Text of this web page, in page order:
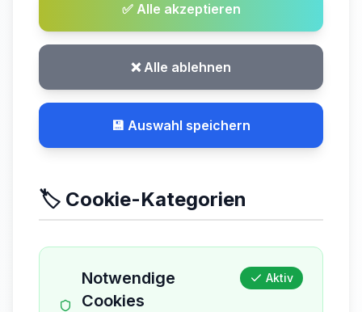
✅ Alle akzeptieren
❌ Alle ablehnen
💾 Auswahl speichern
🏷️ Cookie-Kategorien
Notwendige
Cookies
Aktiv